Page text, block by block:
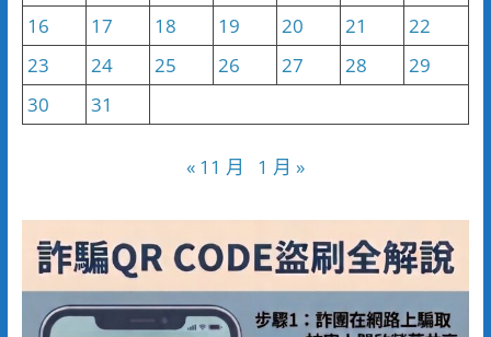
16
17 18 19 20 21
22
23
24 25 26 27 28
29
30
31
« 11 月 1 月 »